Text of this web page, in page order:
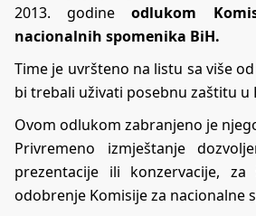
2013. godineodlukom
nacionalnih spomenika BiH.
Time je uvršteno na listu sa više
bi trebali uživati posebnu zaštitu u
Ovom odlukom zabranjeno je
Privremeno izmještanje
prezentacije ili konzervacije,
odobrenje Komisije za nacionalne